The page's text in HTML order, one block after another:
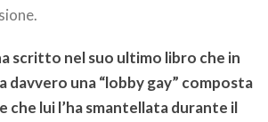
scritto nel suo ultimo libro che in
davvero una “lobby gay” composta
che lui l’ha smantellata durante il